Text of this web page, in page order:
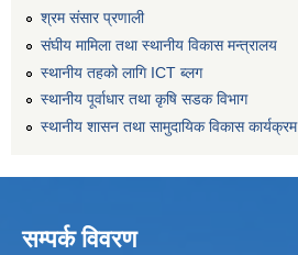
श्रम संसार प्रणाली
संघीय मामिला तथा स्थानीय विकास मन्त्रालय
स्थानीय तहको लागि ICT ब्लग
स्थानीय पूर्वाधार तथा कृषि सडक विभाग
स्थानीय शासन तथा सामुदायिक विकास कार्यक्रम
सम्पर्क विवरण